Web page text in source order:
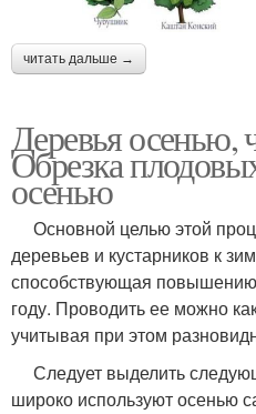
читать дальше →
Деревья осенью,
Обрезка
осенью
Основной целью этой
деревьев и кустарников к
способствующая
году. Проводить ее можно
учитывая при этом
Следует выделить
широко используют осенью